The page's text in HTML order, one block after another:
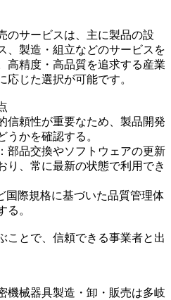
のサービスは、主に製品の設
、製造・組立などのサービスを
高精度・高品質を追求する産業
応じた選択が可能です。
信頼性が重要なため、製品開発
うかを確認する。
部品交換やソフトウェアの更新
り、常に最新の状態で利用でき
国際規格に基づいた品質管理体
る。
ことで、信頼できる事業者と出
機械器具製造・卸・販売は多岐